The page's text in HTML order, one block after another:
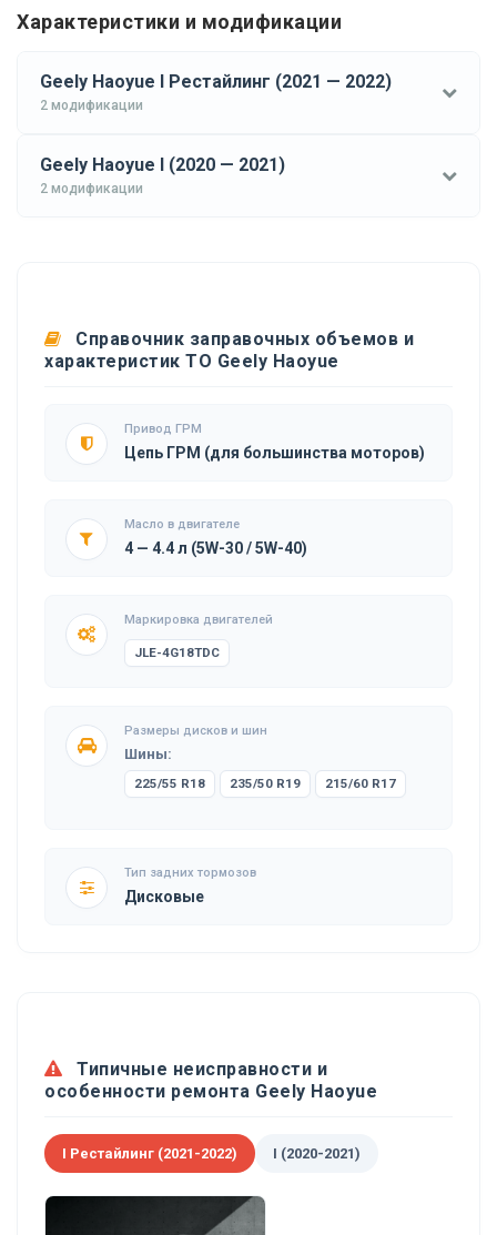
Характеристики и модификации
Geely Haoyue I Рестайлинг (2021 — 2022)
2 модификации
Geely Haoyue I (2020 — 2021)
2 модификации
Справочник заправочных объемов и
характеристик ТО Geely Haoyue
Привод ГРМ
Цепь ГРМ (для большинства моторов)
Масло в двигателе
4 — 4.4 л (5W-30 / 5W-40)
Маркировка двигателей
JLE-4G18TDC
Размеры дисков и шин
Шины:
225/55 R18 235/50 R19 215/60 R17
Тип задних тормозов
Дисковые
Типичные неисправности и
особенности ремонта Geely Haoyue
I Рестайлинг (2021-2022) I (2020-2021)